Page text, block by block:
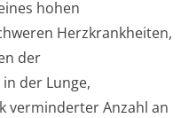
hohen
Herzkrankheiten,
der
der Lunge,
verminderter Anzahl an